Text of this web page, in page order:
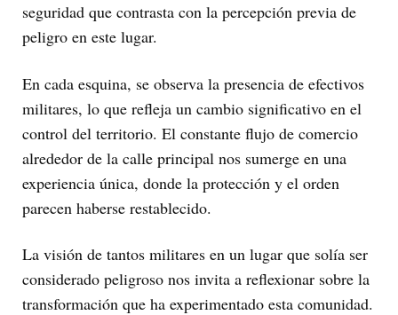
seguridad que contrasta con la percepción previa de
peligro en este lugar.
En cada esquina, se observa la presencia de efectivos
militares, lo que refleja un cambio significativo en el
control del territorio. El constante flujo de comercio
alrededor de la calle principal nos sumerge en una
experiencia única, donde la protección y el orden
parecen haberse restablecido.
La visión de tantos militares en un lugar que solía ser
considerado peligroso nos invita a reflexionar sobre la
transformación que ha experimentado esta comunidad.